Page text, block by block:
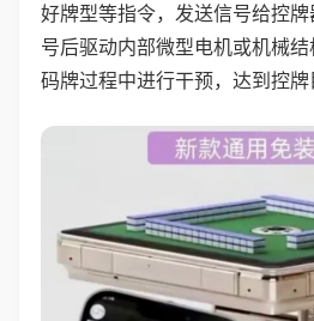
好牌型等指令，发送信号给控
号后驱动内部微型电机或机械结
码牌过程中进行干预，达到控牌